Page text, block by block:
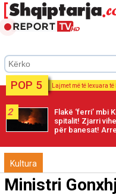
POP 5 Lajmet më të lexuara
2
Flakë ‘ferri’ mbi
spitalit! Zjarri
për banesat!
Kultura
Ministri